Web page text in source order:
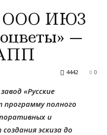
ООО ИЮЗ
—
0
4442
«Русские
полного
и
эскиза до